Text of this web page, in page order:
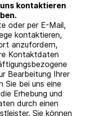
kontaktieren
oder per E-Mail,
kontaktieren,
anzufordern,
Kontaktdaten
Bearbeitung Ihrer
Sie bei uns eine
Erhebung und
durch einen
Sie können